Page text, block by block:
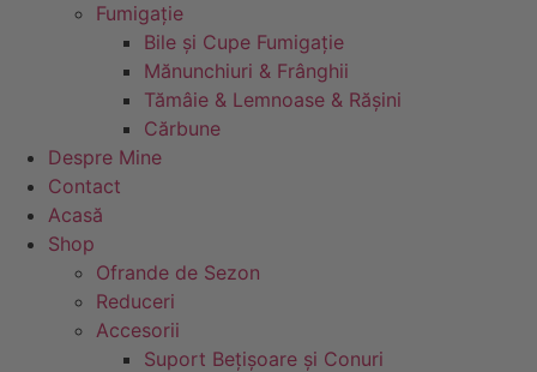
Fumigație
Bile și Cupe Fumigație
Mănunchiuri & Frânghii
Tămâie & Lemnoase & Rășini
Cărbune
Despre Mine
Contact
Acasă
Shop
Ofrande de Sezon
Reduceri
Accesorii
Suport Bețișoare și Conuri